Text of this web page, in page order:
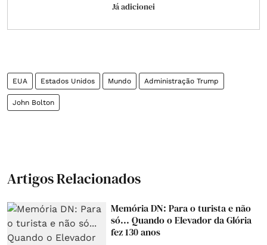
Já adicionei
EUA Estados Unidos Mundo Administração Trump
John Bolton
Artigos Relacionados
Memória DN: Para o turista e não
só... Quando o Elevador da Glória
fez 130 anos